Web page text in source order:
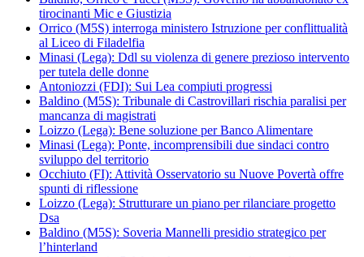
tirocinanti Mic e Giustizia
Orrico (M5S) interroga ministero Istruzione per conflittualità
al Liceo di Filadelfia
Minasi (Lega): Ddl su violenza di genere prezioso intervento
per tutela delle donne
Antoniozzi (FDI): Sui Lea compiuti progressi
Baldino (M5S): Tribunale di Castrovillari rischia paralisi per
mancanza di magistrati
Loizzo (Lega): Bene soluzione per Banco Alimentare
Minasi (Lega): Ponte, incomprensibili due sindaci contro
sviluppo del territorio
Occhiuto (FI): Attività Osservatorio su Nuove Povertà offre
spunti di riflessione
Loizzo (Lega): Strutturare un piano per rilanciare progetto
Dsa
Baldino (M5S): Soveria Mannelli presidio strategico per
l’hinterland